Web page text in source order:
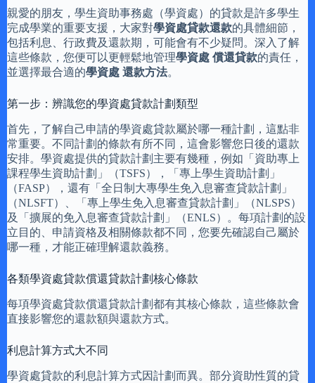
親愛的朋友，學生資助事務處（學資處）的貸款是許多學生
完成學業的重要支援，大家對學資處貸款還款的具體細節，
包括利息、行政費及還款期，可能會有不少疑問。深入了解
這些條款，您便可以更輕鬆地管理學資處 償還貸款的責任，
並選擇最合適的學資處 還款方法。
第一步：辨識您的學資處貸款計劃類型
首先，了解自己申請的學資處貸款屬於哪一種計劃，這點非
常重要。不同計劃的條款有所不同，這會影響您日後的還款
安排。學資處提供的貸款計劃主要有幾種，例如「資助專上
課程學生資助計劃」（TSFS），「專上學生資助計劃」
（FASP），還有「全日制大專學生免入息審查貸款計劃」
（NLSFT）、「專上學生免入息審查貸款計劃」（NLSPS）
及「擴展的免入息審查貸款計劃」（ENLS）。每項計劃的設
立目的、申請資格及相關條款都不同，您要先確認自己屬於
哪一種，才能正確理解還款義務。
各類學資處貸款償還貸款計劃核心條款
每項學資處貸款償還貸款計劃都有其核心條款，這些條款會
直接影響您的還款額與還款方式。
利息計算方式大不同
學資處貸款的利息計算方式因計劃而異。部分資助性質的貸